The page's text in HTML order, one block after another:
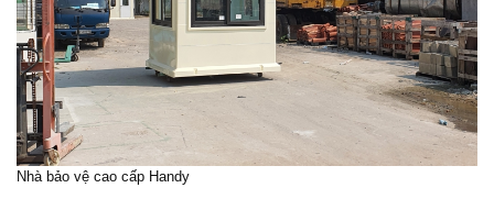
Nhà bảo vệ cao cấp Handy